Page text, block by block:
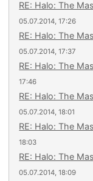
RE: Halo: The
05.07.2014, 17:26
RE: Halo: The
05.07.2014, 17:37
RE: Halo: The
17:46
RE: Halo: The
05.07.2014, 18:01
RE: Halo: The
18:03
RE: Halo: The
05.07.2014, 18:09